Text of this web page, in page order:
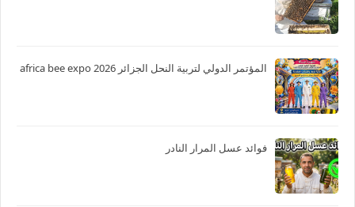
المؤتمر الدولي لتربية النحل الجزائر 2026 africa bee expo
فوائد عسل المرار النادر